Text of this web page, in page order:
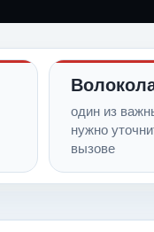
один из
нужно
вызове